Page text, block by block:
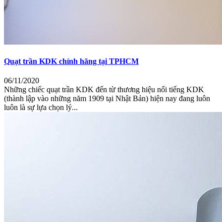
Quạt trần KDK chính hãng tại TPHCM
06/11/2020
Những chiếc quạt trần KDK đến từ thương hiệu nổi tiếng KDK
(thành lập vào những năm 1909 tại Nhật Bản) hiện nay đang luôn
luôn là sự lựa chọn lý...